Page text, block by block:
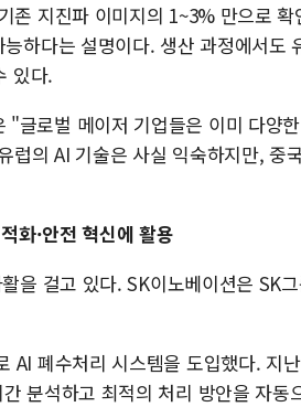
존 지진파 이미지의 1~3% 만으로
하다는 설명이다. 생산 과정에서도
있다.
글로벌 메이저 기업들은 이미 다양
럽의 AI 기술은 사실 익숙하지만, 중
화·안전 혁신에 활용
을 걸고 있다. SK이노베이션은 SK
AI 폐수처리 시스템을 도입했다. 지
분석하고 최적의 처리 방안을 자동